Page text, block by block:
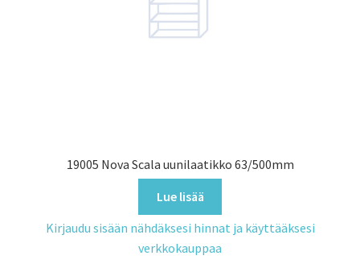
19005 Nova Scala uunilaatikko 63/500mm
Lue lisää
Kirjaudu sisään nähdäksesi hinnat ja käyttääksesi
verkkokauppaa